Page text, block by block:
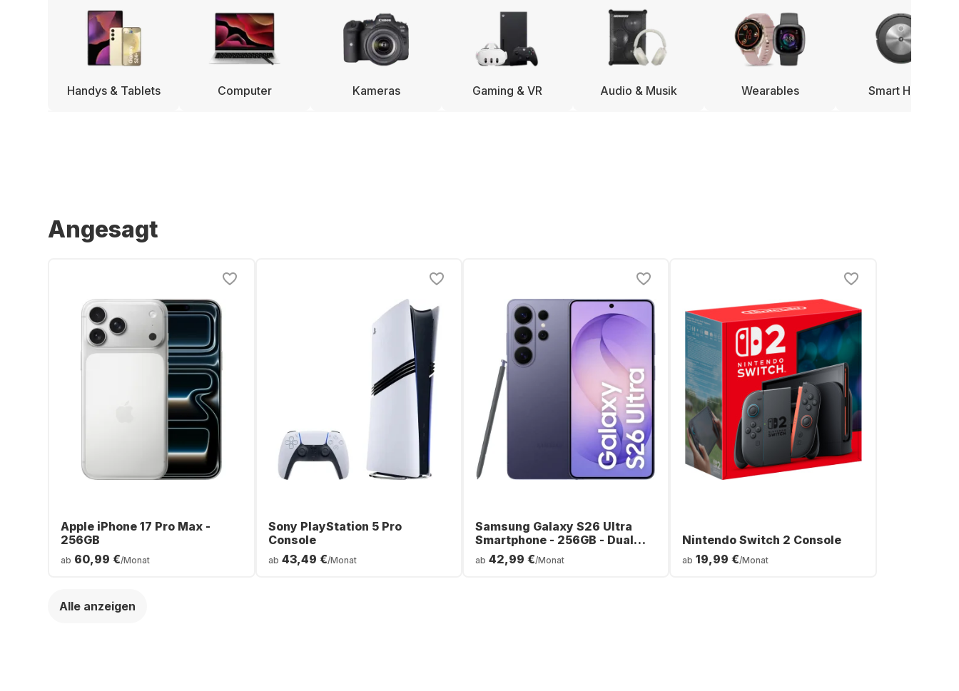
Handys & Tablets Computer Kameras Gaming & VR Audio & Musik Wearables Smart Home
Angesagt
Apple iPhone 17 Pro Max -
256GB
ab 60,99 €/Monat
Sony PlayStation 5 Pro
Console
ab 43,49 €/Monat
Samsung Galaxy S26 Ultra
Smartphone - 256GB - Dual
SIM
ab 42,99 €/Monat
Nintendo Switch 2 Console
ab 19,99 €/Monat
Alle anzeigen